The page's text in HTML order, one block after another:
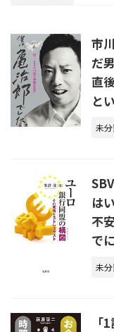
市
だ
直
と
未
は
不
で
未
「